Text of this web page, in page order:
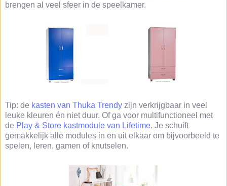
brengen al veel sfeer in de speelkamer.
Tip: de kasten van Thuka Trendy zijn verkrijgbaar in veel
leuke kleuren én niet duur. Of ga voor multifunctioneel met
de Play & Store kastmodule van Lifetime. Je schuift
gemakkelijk alle modules in en uit elkaar om bijvoorbeeld te
spelen, leren, gamen of knutselen.